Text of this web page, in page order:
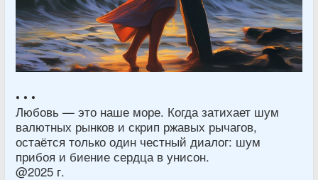
• • •
Любовь — это наше море. Когда затихает шум
валютных рынков и скрип ржавых рычагов,
остаётся только один честный диалог: шум
прибоя и биение сердца в унисон.
@2025 г.